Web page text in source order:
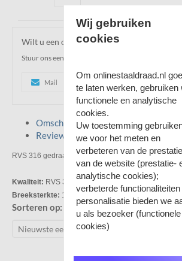
Wilt u een offerte ontvangen over dit
Stuur ons een e-mail of u mag ons gerust bellen!
Mail Whatsapp
Omschrijving
Reviews
RVS 316 gedraaide sluiting met losse pen 5mm
Kwaliteit: RVS 316
Breeksterkte: 1000kg
Sorteren op:
Wij gebruiken
cookies
Om onlinestaaldraad.nl
te laten werken, gebruiken
functionele en analytische
cookies.
Uw toestemming
we voor het meten en
verbeteren van de
van de website (prestatie-
analytische cookies);
verbeterde functionaliteiten
personalisatie bieden we
u als bezoeker (functionele
cookies)